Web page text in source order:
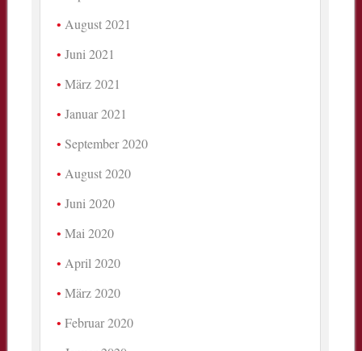
August 2021
Juni 2021
März 2021
Januar 2021
September 2020
August 2020
Juni 2020
Mai 2020
April 2020
März 2020
Februar 2020